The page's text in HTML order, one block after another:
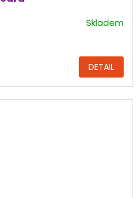
Skladem
DETAIL